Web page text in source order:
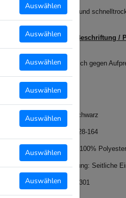
Auswählen
Auswählen
Auswählen
Auswählen
Auswählen
Auswählen
Auswählen
Leichtes und
Individuelle Beschriftung /
auf Wunsch gegen
Details:
Farbe: Schwarz
Größe: 128-164
Material: 100% Polyester
Ausstattung: Seitliche
Art. 2412301